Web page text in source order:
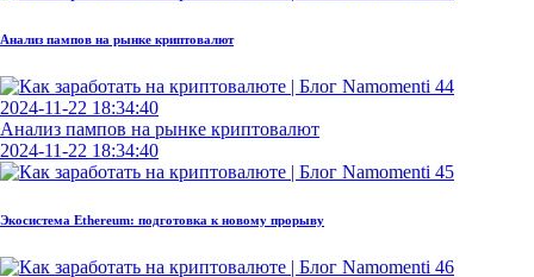
Анализ пампов на рынке криптовалют
2024-11-22 18:34:40
Анализ пампов на рынке криптовалют
2024-11-22 18:34:40
Экосистема Ethereum: подготовка к новому прорыву